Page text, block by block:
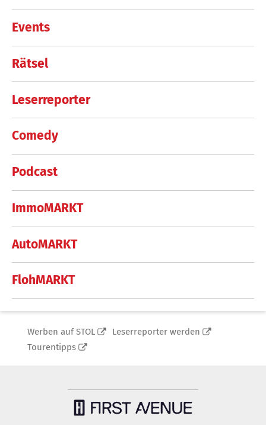
Events
Rätsel
Leserreporter
Comedy
Podcast
ImmoMARKT
AutoMARKT
FlohMARKT
Werben auf STOL
Leserreporter werden
Tourentipps